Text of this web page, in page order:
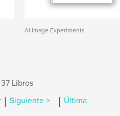
AI Image Experiments
Libros
| Siguiente > | Última